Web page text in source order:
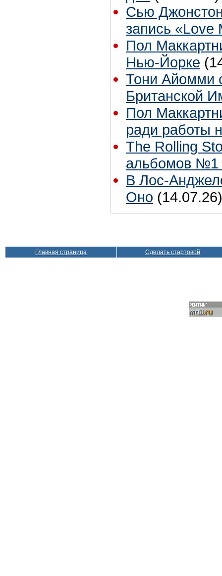
Сью
запись «Love
Пол
Нью-Йорке
Тони Айомми
Британской
Пол
ради работы
The Rolling
альбомов №1
В Лос-
Оно (14.07.26)
Главная страница Сделать стартовой